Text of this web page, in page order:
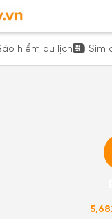
hiểm du lịch Sim